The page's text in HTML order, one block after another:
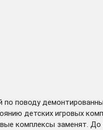
поводу
детских игровых
комплексы